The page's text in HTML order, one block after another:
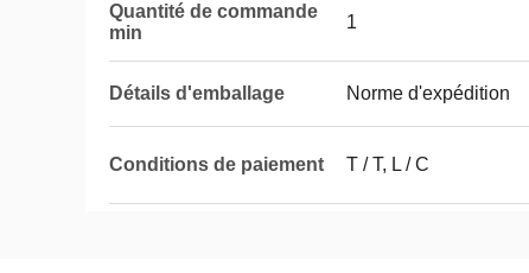
Quantité de commande
min
1
Détails d'emballage Norme d'expédition
Conditions de paiement T / T, L / C